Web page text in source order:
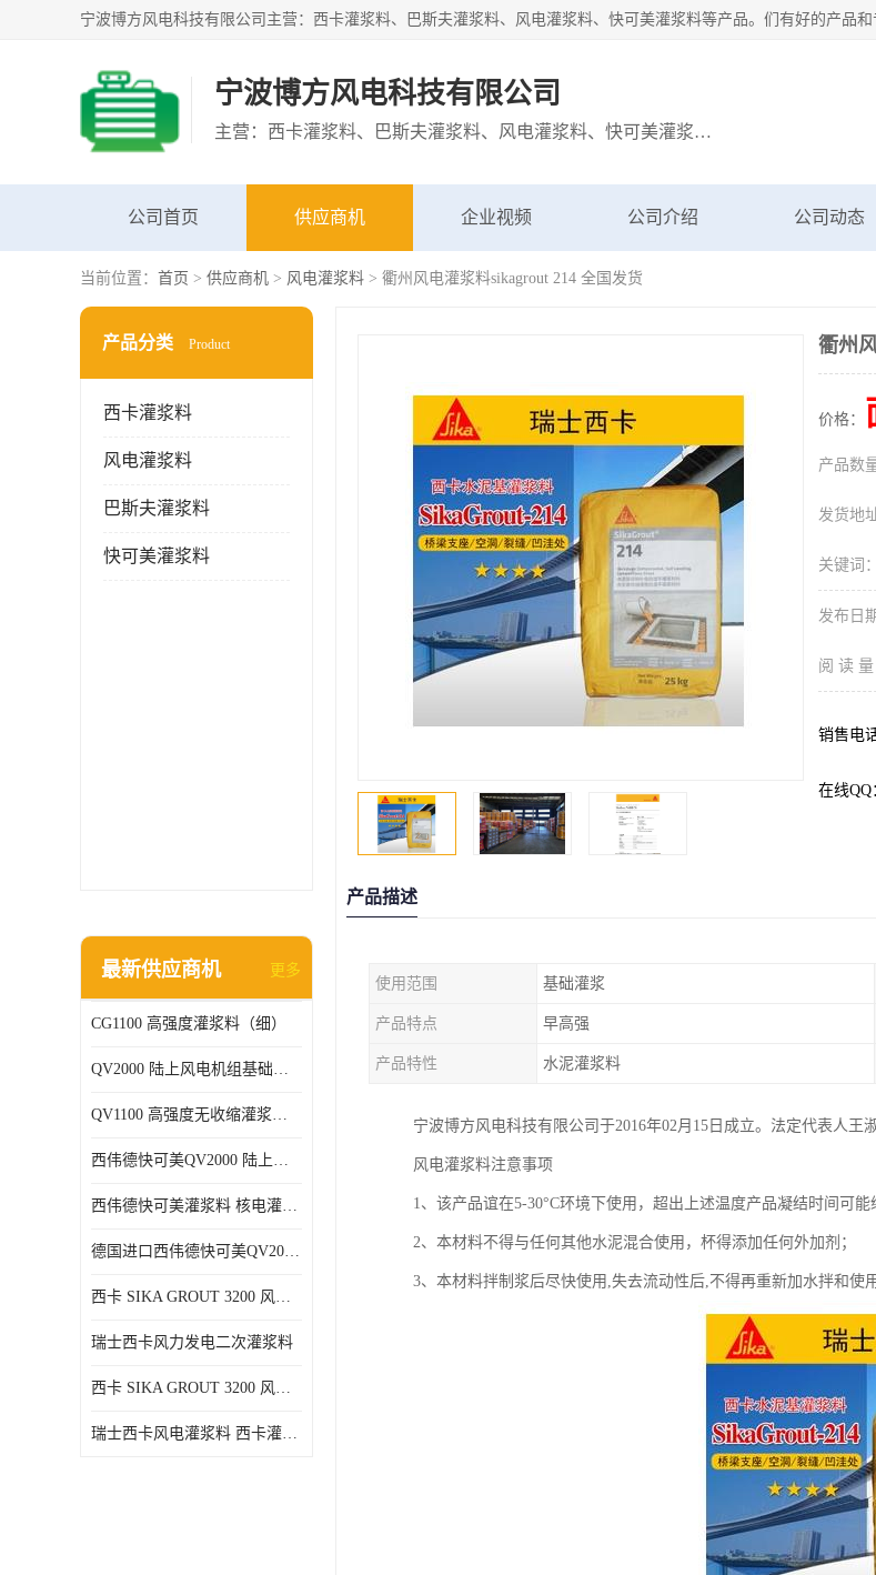
宁波博方风电科技有限公司
主营：西卡灌浆料、巴斯夫灌浆料、风电灌浆料、快可美灌浆料等产品
公司首页 供应商机 企业视频 公司介绍 公司动态
当前位置： 首页 > 供应商机 > 风电灌浆料 > 衢州风电灌浆料sikagrout 214 全国发货
产品分类 Product
西卡灌浆料
风电灌浆料
巴斯夫灌浆料
快可美灌浆料
最新供应商机 更多
CG1100 高强度灌浆料（细）
QV2000 陆上风电机组基础灌浆砂浆
QV1100 高强度无收缩灌浆砂浆
西伟德快可美QV2000 陆上风电灌浆料 均匀、 流动度好、可泵送
西伟德快可美灌浆料 核电灌浆材料
德国进口西伟德快可美QV2000PLUS陆上风电灌浆料 优异耐疲劳性能
西卡 SIKA GROUT 3200 风电 灌浆料
瑞士西卡风力发电二次灌浆料
西卡 SIKA GROUT 3200 风电 灌浆料 214 灌浆料
瑞士西卡风电灌浆料 西卡灌浆料 西卡海上风电灌浆料 西卡灌浆料
衢州
价格：
产品数
发货地
关键词：
发布日
阅 读 量
销售电
在线QQ
产品描述
使用范围 基础灌浆
产品特点 早高强
产品特性 水泥灌浆料
宁波博方风电科技有限公司于2016年02月15日成立。法定代表人王淑
风电灌浆料注意事项
1、该产品谊在5-30°C环境下使用，超出上述温度产品凝结时间可
2、本材料不得与任何其他水泥混合使用，杯得添加任何外加剂；
3、本材料拌制浆后尽快使用,失去流动性后,不得再重新加水拌和使用